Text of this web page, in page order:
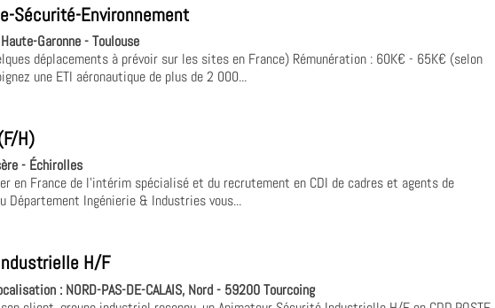
Sécurité-Environnement
Garonne - Toulouse
déplacements à prévoir sur les sites en France) Rémunération : 60K€ - 65K€ (selon
une ETI aéronautique de plus de 2 000...
H)
- Échirolles
en France de l'intérim spécialisé et du recrutement en CDI de cadres et agents de
Département Ingénierie & Industries vous...
H/F
: NORD-PAS-DE-CALAIS, Nord - 59200 Tourcoing